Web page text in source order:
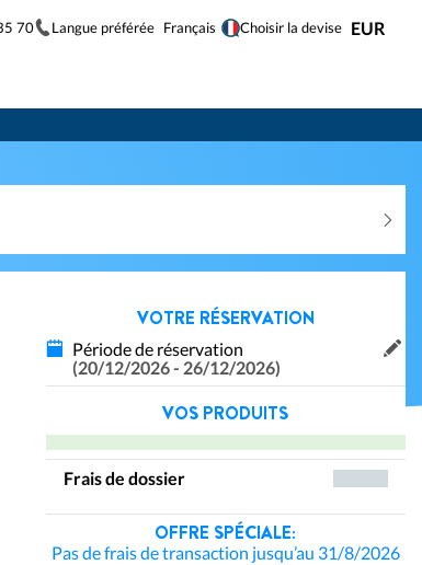
70 Langue préférée Français Choisir la devise EUR
VOTRE RÉSERVATION
Période de réservation
(20/12/2026 - 26/12/2026)
VOS PRODUITS
Frais de dossier
OFFRE SPÉCIALE:
Pas de frais de transaction jusqu’au 31/8/2026